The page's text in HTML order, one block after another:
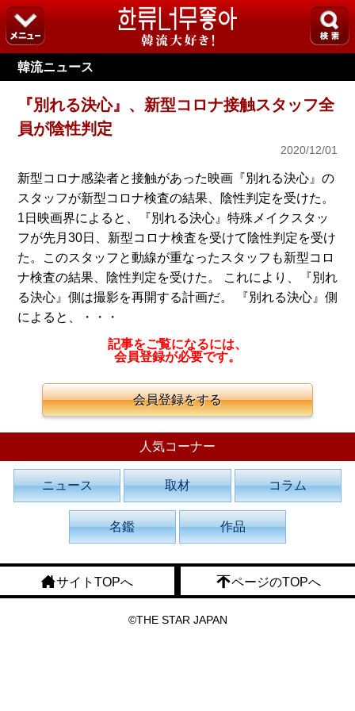
韓流ニュース
『別れる決心』、新型コロナ接触スタッフ全
員が陰性判定
2020/12/01
新型コロナ感染者と接触があった映画『別れる決心』の
スタッフが新型コロナ検査の結果、陰性判定を受けた。
1日映画界によると、『別れる決心』特殊メイクスタッ
フが先月30日、新型コロナ検査を受けて陰性判定を受け
た。このスタッフと動線が重なったスタッフも新型コロ
ナ検査の結果、陰性判定を受けた。 これにより、『別れ
る決心』側は撮影を再開する計画だ。 『別れる決心』側
によると、・・・
記事をご覧になるには、
会員登録が必要です。
会員登録をする
人気コーナー
ニュース 取材 コラム
名鑑 作品
サイトTOPへ ページのTOPへ
©THE STAR JAPAN